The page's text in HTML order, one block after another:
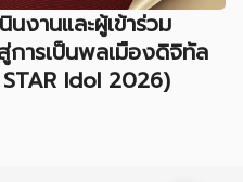
งานและผู้เข้าร่วม
ารเป็นพลเมืองดิจิทัล
Idol 2026)